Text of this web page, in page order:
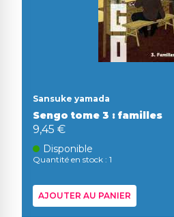
Sansuke yamada
Sengo tome 3 : familles
9,45 €
Disponible
Quantité en stock : 1
AJOUTER AU PANIER